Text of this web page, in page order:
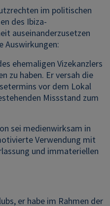
im politischen
des Ibiza-
auseinanderzusetzen
Auswirkungen:
ehemaligen Vizekanzlers
zu haben. Er versah die
vor dem Lokal
Missstand zum
sei medienwirksam in
Verwendung mit
und immateriellen
er habe im Rahmen der